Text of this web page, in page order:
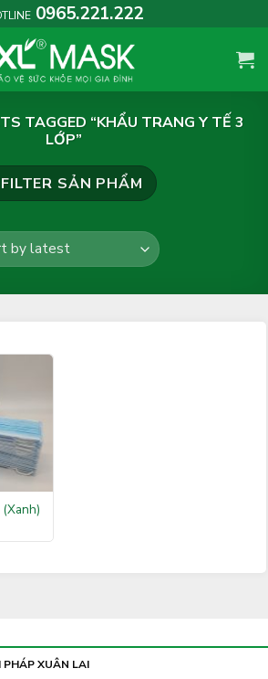
0965.221.222
TAGGED “KHẨU TRANG Y TẾ 3
LỚP”
FILTER
PHÁP XUÂN LAI